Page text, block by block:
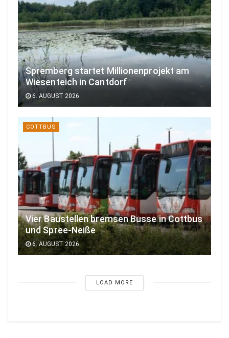
Spremberg startet Millionenprojekt am
Wiesenteich in Cantdorf
6. AUGUST 2026
COTTBUS
Vier Baustellen bremsen Busse in Cottbus
und Spree-Neiße
6. AUGUST 2026
LOAD MORE